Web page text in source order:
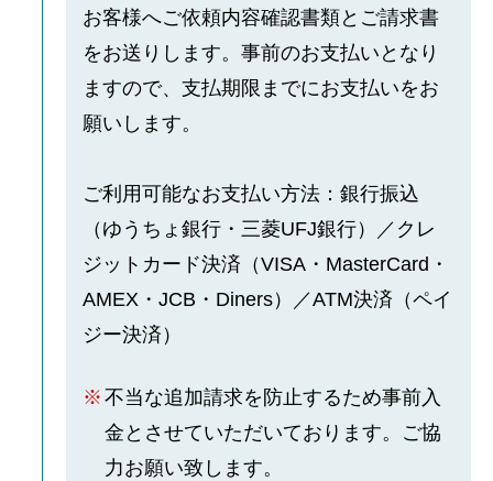
お客様へご依頼内容確認書類とご請求書
をお送りします。事前のお支払いとなり
ますので、支払期限までにお支払いをお
願いします。
ご利用可能なお支払い方法：銀行振込
（ゆうちょ銀行・三菱UFJ銀行）／クレ
ジットカード決済（VISA・MasterCard・
AMEX・JCB・Diners）／ATM決済（ペイ
ジー決済）
不当な追加請求を防止するため事前入
金とさせていただいております。ご協
力お願い致します。